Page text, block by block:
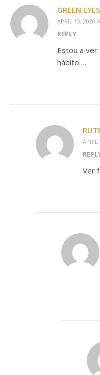
GREEN.EYES
APRIL 13, 2020
REPLY
Estou a
hábito….
APRIL
Ver